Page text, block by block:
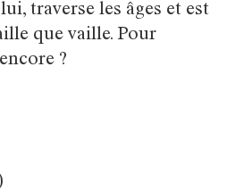
traverse les âges et est
que vaille. Pour
?